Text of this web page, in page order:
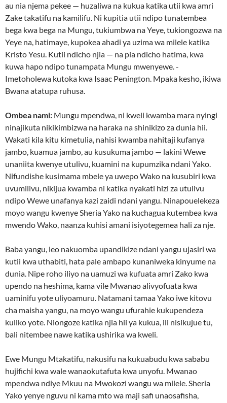
au nia njema pekee — huzaliwa na kukua katika utii kwa amri
Zake takatifu na kamilifu. Ni kupitia utii ndipo tunatembea
bega kwa bega na Mungu, tukiumbwa na Yeye, tukiongozwa na
Yeye na, hatimaye, kupokea ahadi ya uzima wa milele katika
Kristo Yesu. Kutii ndicho njia — na pia ndicho hatima, kwa
kuwa hapo ndipo tunampata Mungu mwenyewe. -
Imetoholewa kutoka kwa Isaac Penington. Mpaka kesho, ikiwa
Bwana atatupa ruhusa.
Ombea nami: Mungu mpendwa, ni kweli kwamba mara nyingi
ninajikuta nikikimbizwa na haraka na shinikizo za dunia hii.
Wakati kila kitu kimetulia, nahisi kwamba nahitaji kufanya
jambo, kuamua jambo, au kusukuma jambo — lakini Wewe
unaniita kwenye utulivu, kuamini na kupumzika ndani Yako.
Nifundishe kusimama mbele ya uwepo Wako na kusubiri kwa
uvumilivu, nikijua kwamba ni katika nyakati hizi za utulivu
ndipo Wewe unafanya kazi zaidi ndani yangu. Ninapouelekeza
moyo wangu kwenye Sheria Yako na kuchagua kutembea kwa
mwendo Wako, naanza kuhisi amani isiyotegemea hali za nje.
Baba yangu, leo nakuomba upandikize ndani yangu ujasiri wa
kutii kwa uthabiti, hata pale ambapo kunaniweka kinyume na
dunia. Nipe roho iliyo na uamuzi wa kufuata amri Zako kwa
upendo na heshima, kama vile Mwanao alivyofuata kwa
uaminifu yote uliyoamuru. Natamani tamaa Yako iwe kitovu
cha maisha yangu, na moyo wangu ufurahie kukupendeza
kuliko yote. Niongoze katika njia hii ya kukua, ili nisikujue tu,
bali nitembee nawe katika ushirika wa kweli.
Ewe Mungu Mtakatifu, nakusifu na kukuabudu kwa sababu
hujifichi kwa wale wanaokutafuta kwa unyofu. Mwanao
mpendwa ndiye Mkuu na Mwokozi wangu wa milele. Sheria
Yako yenye nguvu ni kama mto wa maji safi unaosafisha,